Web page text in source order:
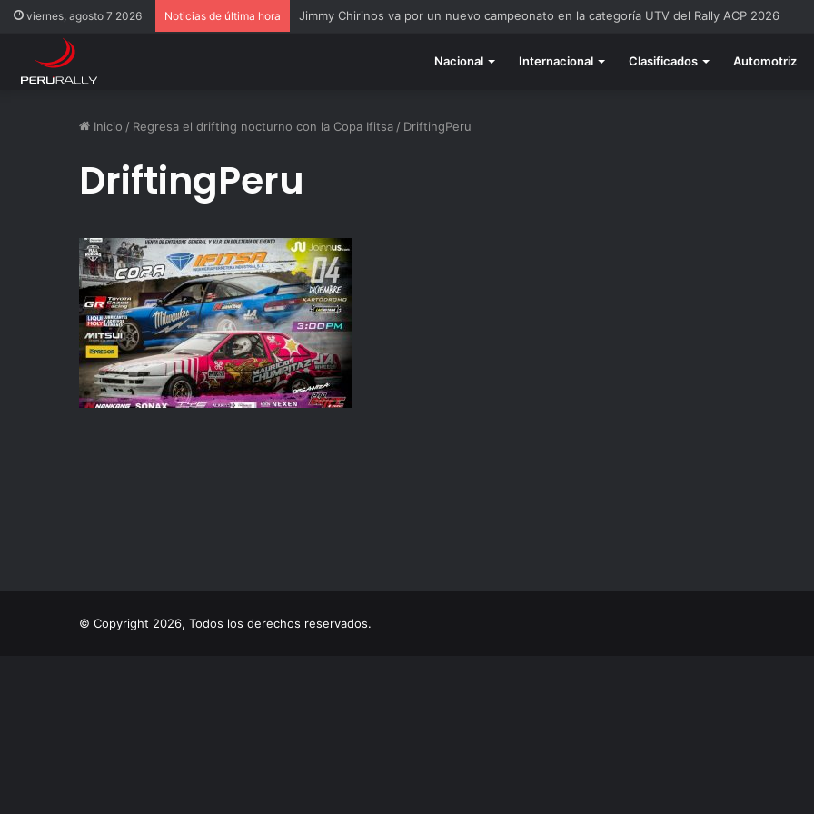
viernes, agosto 7 2026 Noticias de última hora Jimmy Chirinos va por un nuevo campeonato en la categoría UTV del Rally ACP 2026
Nacional Internacional Clasificados Automotriz
Inicio / Regresa el drifting nocturno con la Copa Ifitsa / DriftingPeru
DriftingPeru
© Copyright 2026, Todos los derechos reservados.